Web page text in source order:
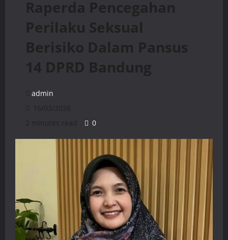
Raperda Pencegahan
Perilaku Seksual
Berisiko Dalam Pansus
14 DPRD Bandung
admin
16/03/2026
2 minutes read
0